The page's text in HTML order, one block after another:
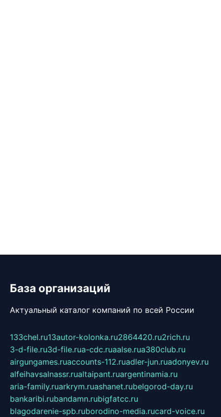
База организаций
Актуальный каталог компаний по всей России
133chel.ru13autor-kolonka.ru2864420.ru2rich.ru
3-d-file.ru3d-file.rua-cdc.ruaalse.rua380club.ru
airgungames.ruaccounts-112.ruadler-jun.ruadonyev.ru
alfeihavsalnassr.rualtaipant.ruargentinamia.ru
aria-family.ruarkrym.ruashanet.rubelgorod-day.ru
bankaribi.rubandamn.rubigfatcc.ru
blagodarenie-spb.ruborodino-media.rucard-voice.ru